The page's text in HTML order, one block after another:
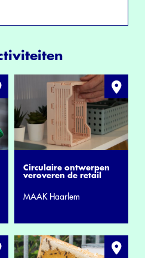
Circulaire ontwerpen
veroveren de retail
MAAK Haarlem